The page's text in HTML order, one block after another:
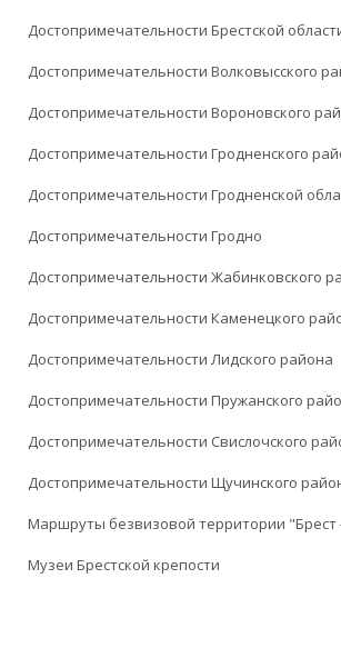
Достопримечательности Брестской
Достопримечательности Волковысского
Достопримечательности Вороновского
Достопримечательности Гродненского
Достопримечательности Гродненской
Достопримечательности Гродно
Достопримечательности Жабинковского
Достопримечательности Каменецкого
Достопримечательности Лидского района
Достопримечательности Пружанского
Достопримечательности Свислочского
Достопримечательности Щучинского
Маршруты безвизовой территории
Музеи Брестской крепости